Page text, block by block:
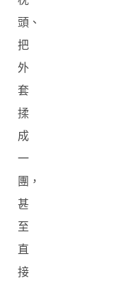
頭、
把
外
套
揉
成
一
團，
甚
至
直
接